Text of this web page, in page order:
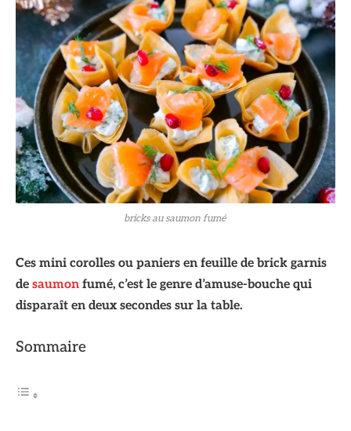
bricks au saumon fumé
Ces mini corolles ou paniers en feuille de brick garnis
de saumon fumé, c’est le genre d’amuse-bouche qui
disparaît en deux secondes sur la table.
Sommaire